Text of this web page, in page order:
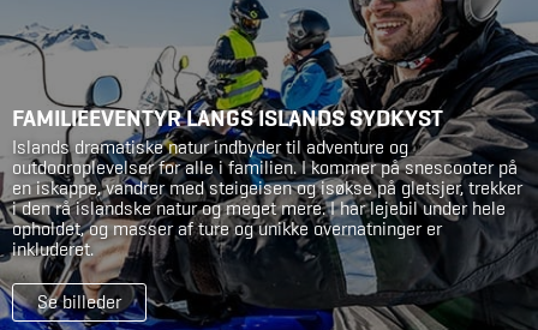
FAMILIEEVENTYR LANGS ISLANDS SYDKYST
Islands dramatiske natur indbyder til adventure og
outdooroplevelser for alle i familien. I kommer på snescooter på
en iskappe, vandrer med steigeisen og isøkse på gletsjer, trekker
i den rå islandske natur og meget mere. I har lejebil under hele
opholdet, og masser af ture og unikke overnatninger er
inkluderet.
Se billeder